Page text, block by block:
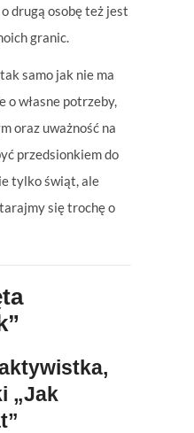
drugą osobę też jest
granic.
samo jak nie ma
o własne potrzeby,
oraz uważność na
przedsionkiem do
tylko świąt, ale
się trochę o
„Jak